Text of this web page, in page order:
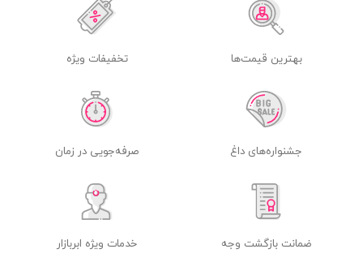
بهترین قیمت‌ها تخفیفات ویژه
جشنواره‌های داغ صرفه‌جویی در زمان
ضمانت بازگشت وجه خدمات ویژه ابربازار